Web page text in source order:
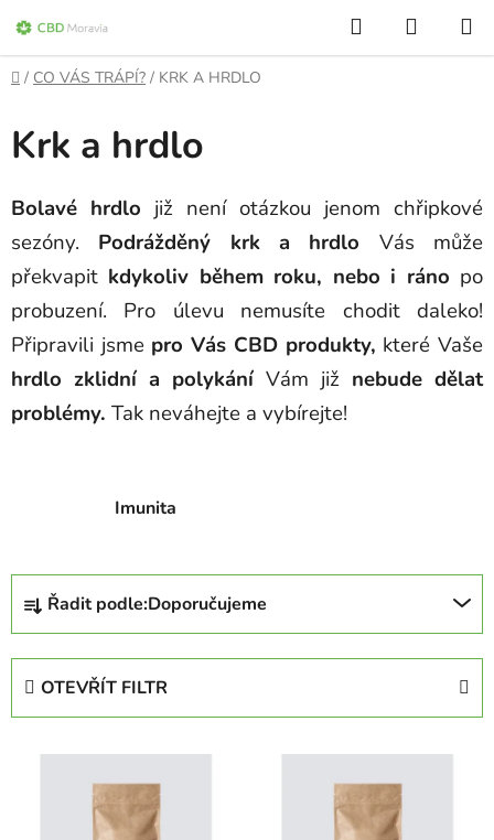
na
obsah
Hledat
KOŠÍK
Domů
/ CO VÁS TRÁPÍ? / KRK A HRDLO
Krk a hrdlo
Bolavé hrdlo již není otázkou jenom chřipkové
sezóny. Podrážděný krk a hrdlo Vás může
překvapit kdykoliv během roku, nebo i ráno po
probuzení. Pro úlevu nemusíte chodit daleko!
Připravili jsme pro Vás CBD produkty, které Vaše
hrdlo zklidní a polykáníVám již nebude dělat
problémy. Tak neváhejte a vybírejte!
Imunita
Ř
z
Řadit podle:Doporučujeme
OTEVŘÍT FILTR